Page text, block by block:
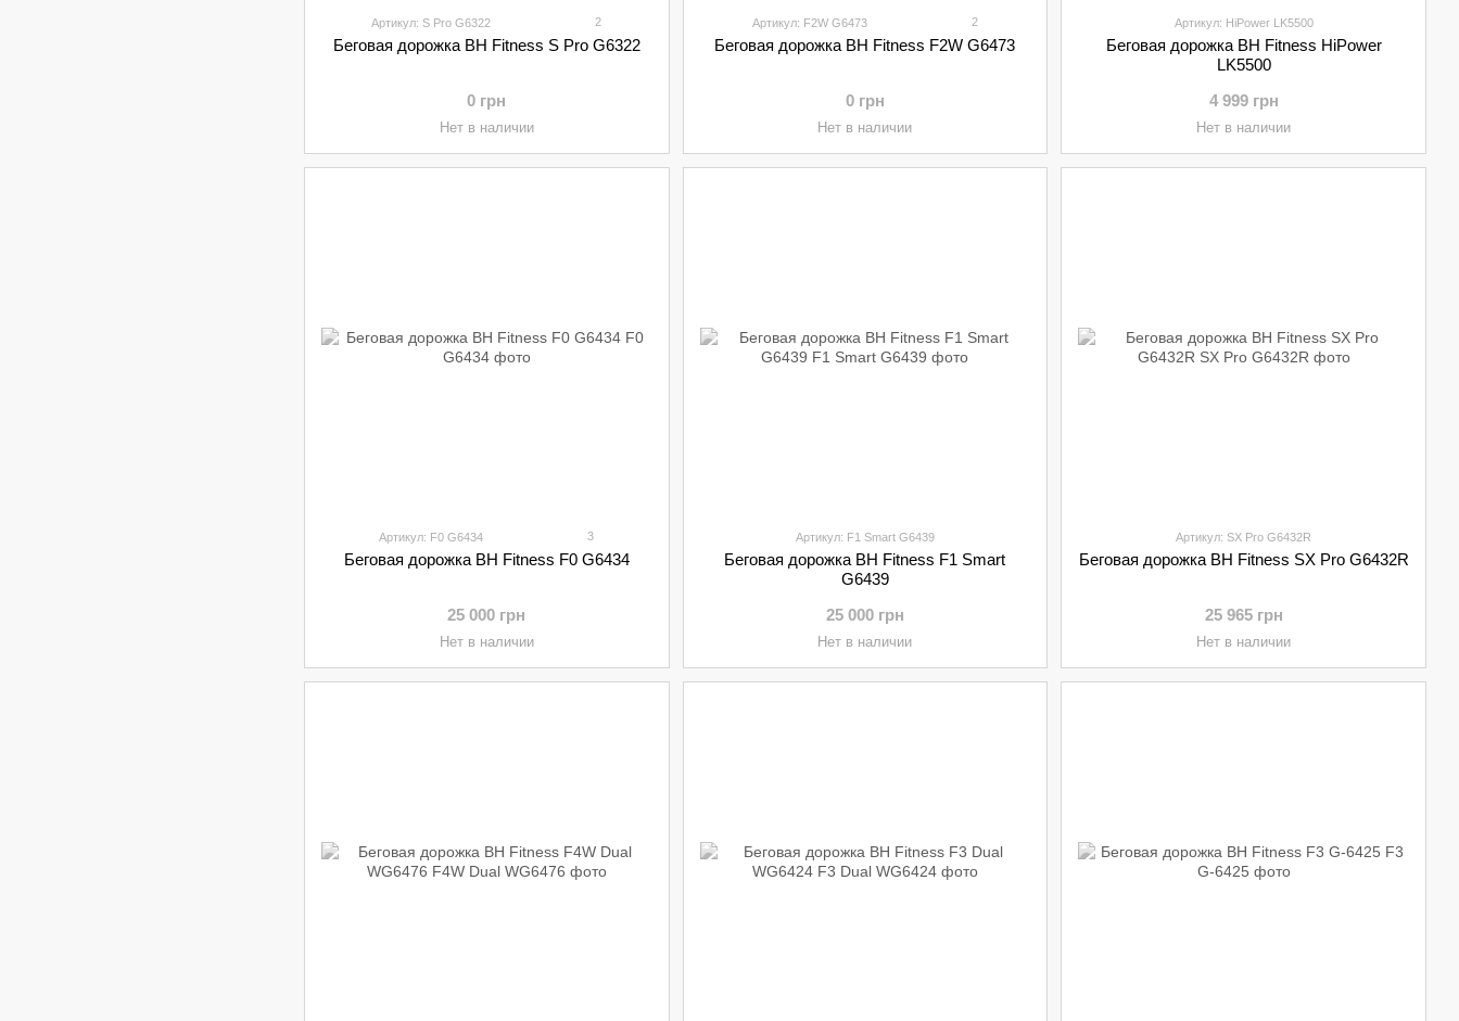
Артикул: S Pro G6322 2
Беговая дорожка BH Fitness S Pro G6322
0 грн
Нет в наличии
Артикул: F2W G6473 2
Беговая дорожка BH Fitness F2W G6473
0 грн
Нет в наличии
Артикул: HiPower LK5500
Беговая дорожка BH Fitness HiPower
LK5500
4 999 грн
Нет в наличии
Артикул: F0 G6434 3
Беговая дорожка BH Fitness F0 G6434
25 000 грн
Нет в наличии
Артикул: F1 Smart G6439
Беговая дорожка BH Fitness F1 Smart
G6439
25 000 грн
Нет в наличии
Артикул: SX Pro G6432R
Беговая дорожка BH Fitness SX Pro G6432R
25 965 грн
Нет в наличии